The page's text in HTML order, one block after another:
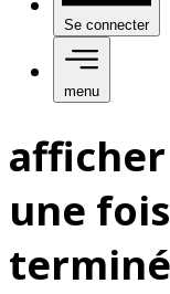
Se connecter
menu
une